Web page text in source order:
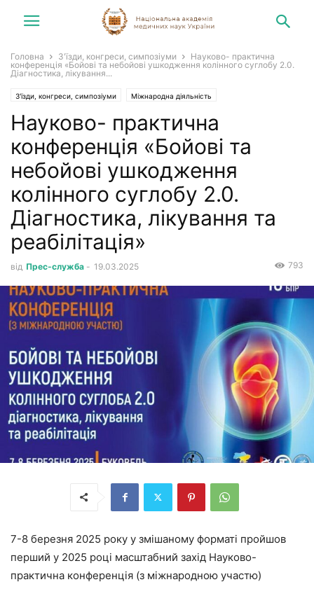
Головна З'їзди, конгреси, симпозіуми
Науково- практична
конференція «Бойові та небойові ушкодження колінного суглобу 2.0.
Діагностика, лікування...
З'їзди, конгреси, симпозіуми Міжнародна діяльність
Конгреси, симпозіуми, зустрічі
Науково- практична
конференція «Бойові та
небойові ушкодження
колінного суглобу 2.0.
Діагностика, лікування та
реабілітація»
від Прес-служба - 19.03.2025 793
7-8 березня 2025 року у змішаному форматі пройшов
перший у 2025 році масштабний захід Науково-
практична конференція (з міжнародною участю)